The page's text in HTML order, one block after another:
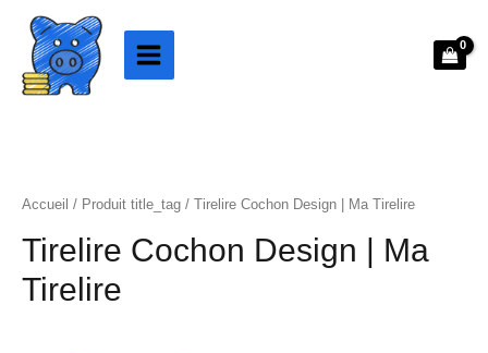
contenu
Accueil / Produit title_tag / Tirelire Cochon Design | Ma Tirelire
Tirelire Cochon Design | Ma
Tirelire